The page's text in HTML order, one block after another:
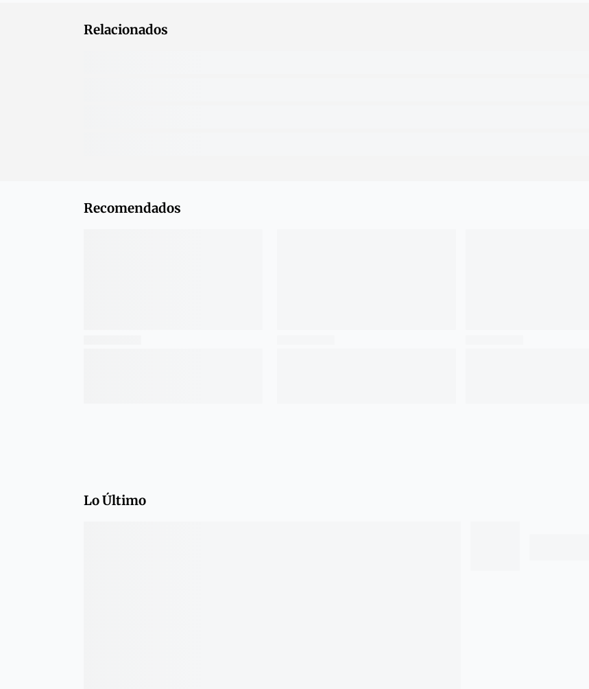
Relacionados
Recomendados
Lo Último